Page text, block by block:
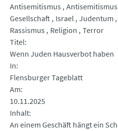
Antisemitismus Antisemitismus
Gesellschaft Israel Judentum
Rassismus
Religion Terror
Titel
Wenn Juden Hausverbot haben
In
Flensburger Tageblatt
Am
10.11.2025
Inhalt
An einem Geschäft hängt ein